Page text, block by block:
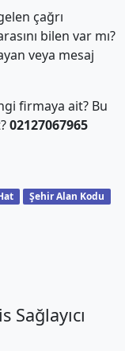
çağrı
bilen var mı?
veya mesaj
firmaya ait? Bu
02127067965
Şehir Alan Kodu